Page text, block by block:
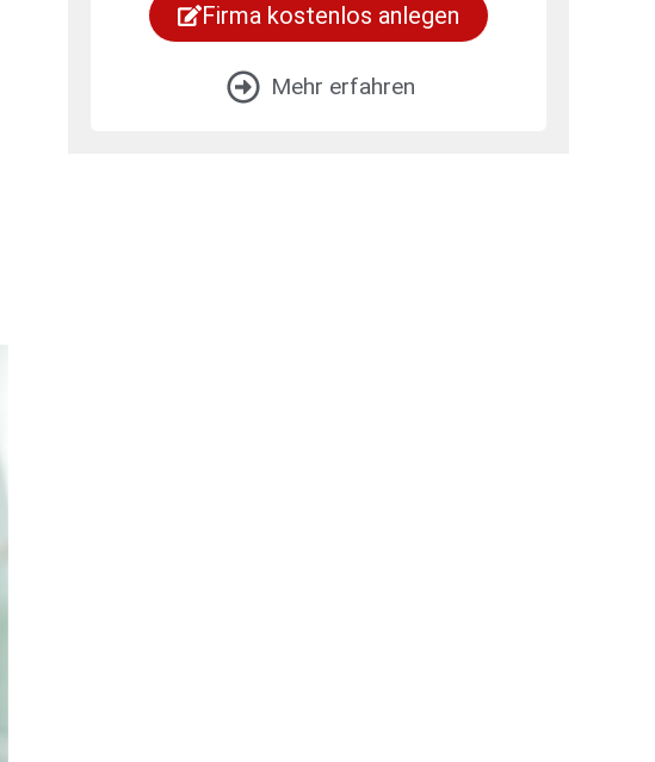
Firma kostenlos anlegen
Mehr erfahren